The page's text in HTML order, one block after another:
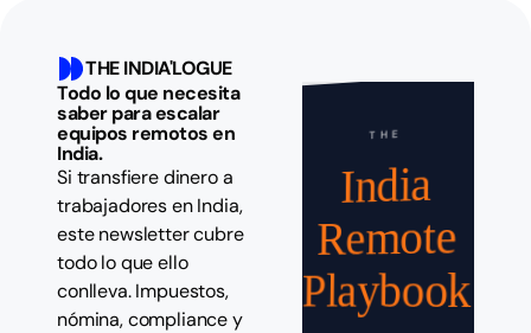
THE INDIA'LOGUE
Todo lo que necesita
saber para escalar
equipos remotos en
India.
Si transfiere dinero a
trabajadores en India,
este newsletter cubre
todo lo que ello
conlleva. Impuestos,
nómina, compliance y
THE
India
Remote
Playbook